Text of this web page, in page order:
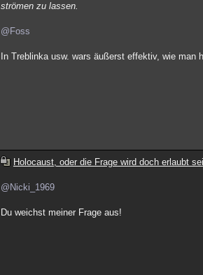
strömen zu lassen.
@Foss
In Treblinka usw. wars äußerst effektiv, wie man
Holocaust, oder die Frage wird doch erlaubt
@Nicki_1969
Du weichst meiner Frage aus!